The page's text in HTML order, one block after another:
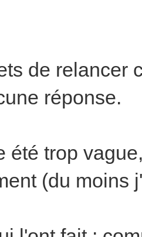
de relancer
réponse.
été trop
(du moins